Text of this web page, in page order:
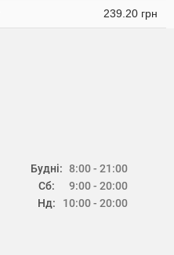
239.20 грн
Будні:
Сб:
Нд:
8:00 - 21:00
9:00 - 20:00
10:00 - 20:00